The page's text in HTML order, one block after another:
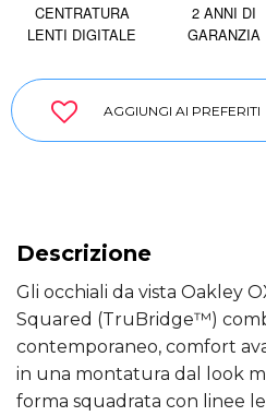
CENTRATURA
LENTI DIGITALE
2 ANNI DI
GARANZIA
AGGIUNGI AI PREFERITI
Descrizione
Gli occhiali da vista Oakley
Squared (TruBridge™)
contemporaneo, comfort
in una montatura dal look
forma squadrata con linee